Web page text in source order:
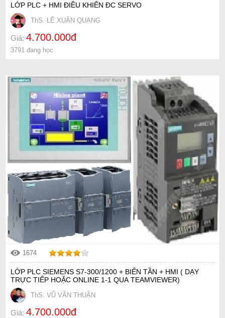
LỚP PLC + HMI ĐIỀU KHIỂN ĐC SERVO
ThS. LÊ XUÂN QUANG
Giá: 4.700.000đ
3791 đang học
1674
LỚP PLC SIEMENS S7-300/1200 + BIẾN TẦN + HMI ( DẠY
TRỰC TIẾP HOẶC ONLINE 1-1 QUA TEAMVIEWER)
ThS. VŨ VĂN THUẬN
Giá: 4.700.000đ